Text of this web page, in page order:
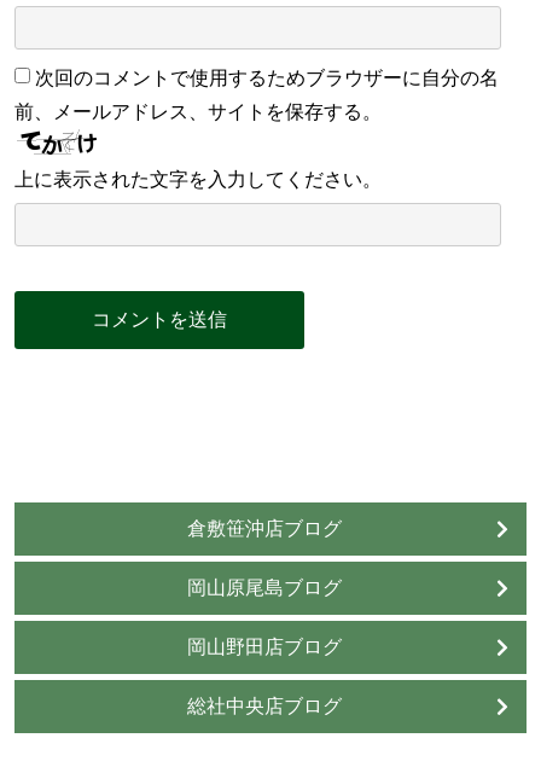
次回のコメントで使用するためブラウザーに自分の名
前、メールアドレス、サイトを保存する。
上に表示された文字を入力してください。
倉敷笹沖店ブログ
岡山原尾島ブログ
岡山野田店ブログ
総社中央店ブログ